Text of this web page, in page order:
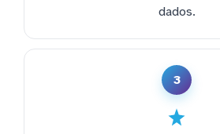
dados.
3